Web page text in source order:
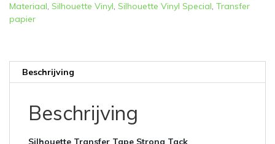
Materiaal, Silhouette Vinyl, Silhouette Vinyl Special, Transfer
papier
Beschrijving
Beschrijving
Silhouette Transfer Tape Strong Tack